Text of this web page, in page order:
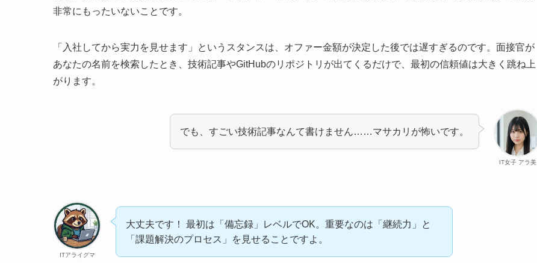
非常にもったいないことです。
「入社してから実力を見せます」というスタンスは、オファー金額が決定した後では遅すぎるのです。面接官が
あなたの名前を検索したとき、技術記事やGitHubのリポジトリが出てくるだけで、最初の信頼値は大きく跳ね上
がります。
IT女子 アラ美
でも、すごい技術記事なんて書けません……マサカリが怖いです。
ITアライグマ
大丈夫です！ 最初は「備忘録」レベルでOK。重要なのは「継続力」と
「課題解決のプロセス」を見せることですよ。